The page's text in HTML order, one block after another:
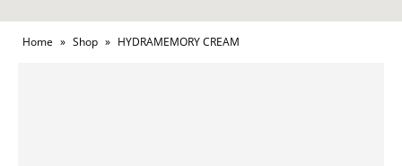
Home » Shop » HYDRAMEMORY CREAM